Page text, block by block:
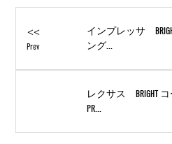
<<
Prev
インプレッサ
ング...
レクサス BRIGHT
PR...